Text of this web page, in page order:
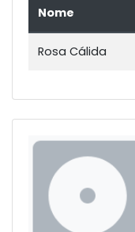
Nome
Rosa Cálida